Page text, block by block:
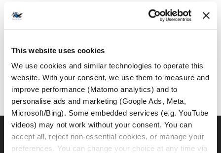
This website uses cookies
We use cookies and similar technologies to operate this
website. With your consent, we use them to measure and
improve performance (Matomo analytics) and to
personalise ads and marketing (Google Ads, Meta,
Microsoft/Bing). Some embedded services (e.g. YouTube
videos) may not work without your consent. You can
accept all, reject non-essential cookies, or manage your
preferences. You can change your choice at any time via
MotoGS Rental Partner
BMW GS FLOTTE